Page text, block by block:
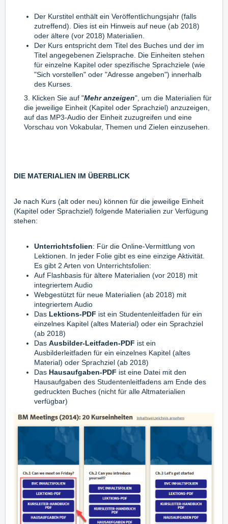
Der Kurstitel enthält ein Veröffentlichungsjahr (falls
zutreffend). Dies ist ein Hinweis auf neue (ab 2018)
oder ältere (vor 2018) Materialien.
Der Kurs entspricht dem Titel des Buches und der im
Titel angegebenen Zielsprache. Die Einheiten stehen
für einzelne Kapitel oder spezifische Sprachziele (wie
"Sich vorstellen" oder "Adresse angeben") innerhalb
des Kurses.
3. Klicken Sie auf "Mehr anzeigen", um die Materialien für
die jeweilige Einheit (Kapitel oder Sprachziel) anzuzeigen,
auf das MP3-Audio der Einheit zuzugreifen und eine
Vorschau von Vokabular, Themen und Zielen einzusehen.
DIE MATERIALIEN IM ÜBERBLICK
Je nach Kurs (alt oder neu) können für die jeweilige Einheit
(Kapitel oder Sprachziel) folgende Materialien zur Verfügung
stehen:
Unterrichtsfolien: Für die Online-Vermittlung von
Lektionen. In jeder Folie gibt es eine einzige Aktivität.
Es gibt 2 Arten von Unterrichtsfolien:
Auf Flashbasis für ältere Materialien (vor 2018) mit
integriertem Audio
Webgestützt für neue Materialien (ab 2018) mit
integriertem Audio
Das Lektions-PDF ist ein Studentenleitfaden für ein
einzelnes Kapitel (altes Material) oder ein Sprachziel
(ab 2018)
Das Ausbilder-Leitfaden-PDF ist ein
Ausbilderleitfaden für ein einzelnes Kapitel (altes
Material) oder Sprachziel (ab 2018)
Das Hausaufgaben-PDF ist eine Datei mit den
Hausaufgaben des Studentenleitfadens am Ende des
gedruckten Buches (nicht für alle Altmaterialien
verfügbar)